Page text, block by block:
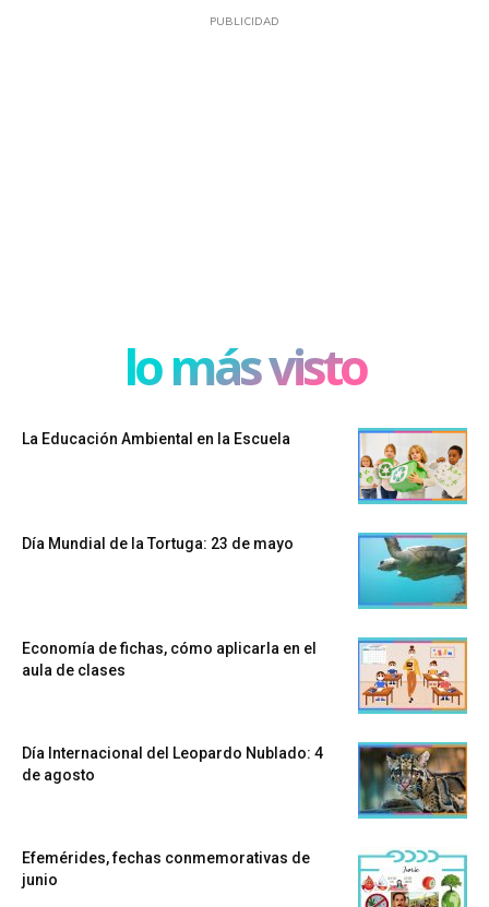
PUBLICIDAD
lo más visto
La Educación Ambiental en la Escuela
Día Mundial de la Tortuga: 23 de mayo
Economía de fichas, cómo aplicarla en el
aula de clases
Día Internacional del Leopardo Nublado: 4
de agosto
Efemérides, fechas conmemorativas de
junio